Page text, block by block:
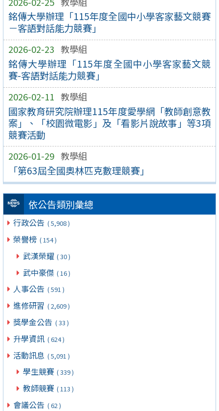
銘傳大學辦理「115年度全國中小學客家藝文競賽
－客語對話能力競賽」
2026-02-23 教學組
銘傳大學辦理「115年度全國中小學客家藝文競
賽-客語對話能力競賽」
2026-02-11 教學組
國家教育研究院辦理115年度愛學網「教師創意教
案」、「校園微電影」及「看影片說故事」等3項
競賽活動
2026-01-29 教學組
「第63屆全國奧林匹克數理競賽」
依公告類別彙總
行政公告 ( 5,908 )
榮譽榜 ( 154 )
武漢榮耀 ( 30 )
武中豪傑 ( 16 )
人事公告 ( 591 )
進修研習 ( 2,609 )
獎學金公告 ( 33 )
升學資訊 ( 624 )
活動訊息 ( 5,091 )
學生競賽 ( 339 )
教師競賽 ( 113 )
會議公告 ( 62 )